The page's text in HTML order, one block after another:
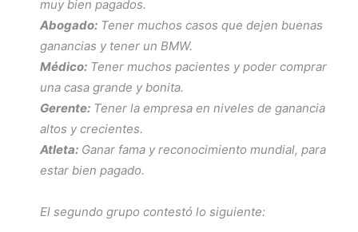
muy bien pagados.
Abogado: Tener muchos casos que dejen buenas
ganancias y tener un BMW.
Médico: Tener muchos pacientes y poder comprar
una casa grande y bonita.
Gerente: Tener la empresa en niveles de ganancia
altos y crecientes.
Atleta: Ganar fama y reconocimiento mundial, para
estar bien pagado.
El segundo grupo contestó lo siguiente: